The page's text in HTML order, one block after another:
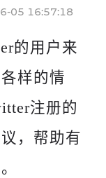
05 16:57:18
的用户来
样的情
注册的
，帮助有